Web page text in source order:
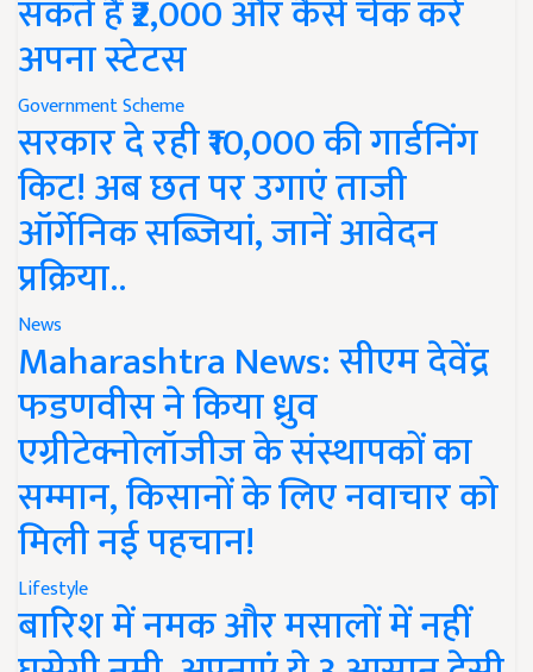
सकते हैं ₹2,000 और कैसे चेक करें
अपना स्टेटस
Government Scheme
सरकार दे रही ₹10,000 की गार्डनिंग
किट! अब छत पर उगाएं ताजी
ऑर्गेनिक सब्जियां, जानें आवेदन
प्रक्रिया..
News
Maharashtra News: सीएम देवेंद्र
फडणवीस ने किया ध्रुव
एग्रीटेक्नोलॉजीज के संस्थापकों का
सम्मान, किसानों के लिए नवाचार को
मिली नई पहचान!
Lifestyle
बारिश में नमक और मसालों में नहीं